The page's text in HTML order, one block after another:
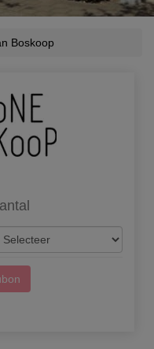
Boskoop